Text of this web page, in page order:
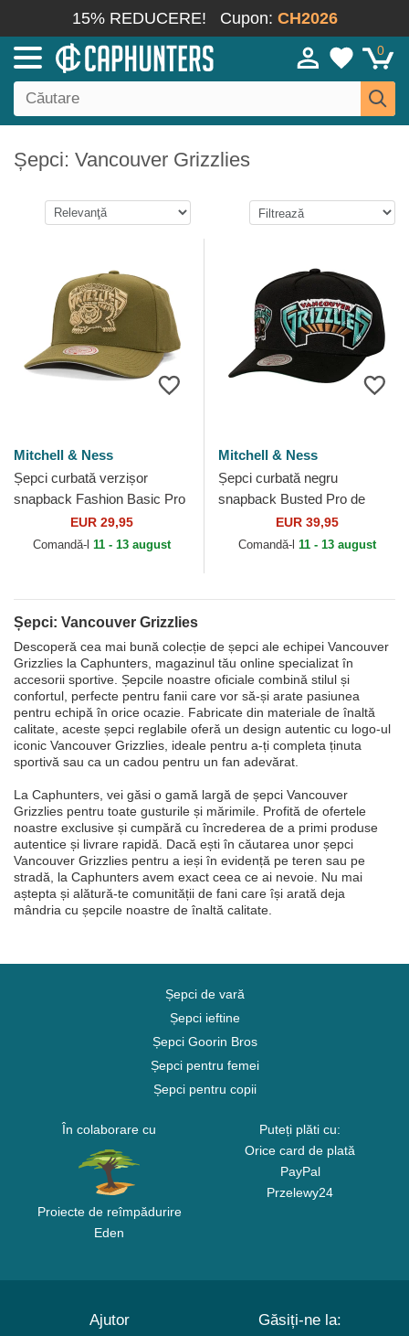
15% REDUCERE! Cupon: CH2026
0
Șepci: Vancouver Grizzlies
Mitchell & Ness
Șepci curbată verzișor
snapback Fashion Basic Pro
de Vancouver Grizzlies NBA
de Mitchell & Ness
EUR 29,95
Comandă-l 11 - 13 august
Mitchell & Ness
Șepci curbată negru
snapback Busted Pro de
Vancouver Grizzlies NBA de
Mitchell & Ness
EUR 39,95
Comandă-l 11 - 13 august
Șepci: Vancouver Grizzlies
Descoperă cea mai bună colecție de șepci ale echipei Vancouver
Grizzlies la Caphunters, magazinul tău online specializat în
accesorii sportive. Șepcile noastre oficiale combină stilul și
confortul, perfecte pentru fanii care vor să-și arate pasiunea
pentru echipă în orice ocazie. Fabricate din materiale de înaltă
calitate, aceste șepci reglabile oferă un design autentic cu logo-ul
iconic Vancouver Grizzlies, ideale pentru a-ți completa ținuta
sportivă sau ca un cadou pentru un fan adevărat.
La Caphunters, vei găsi o gamă largă de șepci Vancouver
Grizzlies pentru toate gusturile și mărimile. Profită de ofertele
noastre exclusive și cumpără cu încrederea de a primi produse
autentice și livrare rapidă. Dacă ești în căutarea unor șepci
Vancouver Grizzlies pentru a ieși în evidență pe teren sau pe
stradă, la Caphunters avem exact ceea ce ai nevoie. Nu mai
aștepta și alătură-te comunității de fani care își arată deja
mândria cu șepcile noastre de înaltă calitate.
Șepci de vară
Șepci ieftine
Șepci Goorin Bros
Șepci pentru femei
Șepci pentru copii
În colaborare cu
Proiecte de reîmpădurire
Eden
Puteți plăti cu:
Orice card de plată
PayPal
Przelewy24
Ajutor Găsiți-ne la: